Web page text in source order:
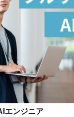
エンジニア